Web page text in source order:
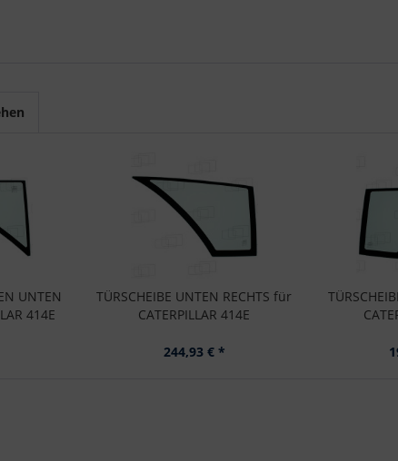
UNTEN
414E
TÜRSCHEIBE UNTEN RECHTS für
CATERPILLAR 414E
244,93 € *